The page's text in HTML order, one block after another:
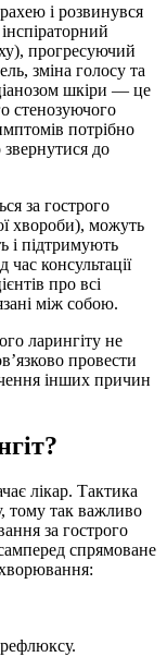
і розвинувся
прогресуючий
зміна голосу та
шкіри — це
стенозуючого
потрібно
до
за гострого
хвороби), можуть
і підтримують
консультації
про всі
між собою.
ларингіту не
провести
інших причин
лікар. Тактика
тому так важливо
за гострого
спрямоване